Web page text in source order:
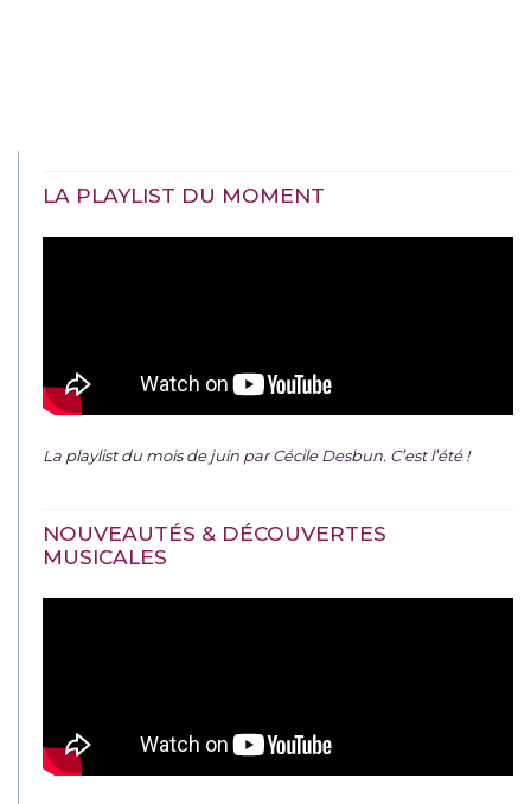
LA PLAYLIST DU MOMENT
La playlist du mois de juin par Cécile Desbun. C’est l’été !
NOUVEAUTÉS & DÉCOUVERTES
MUSICALES